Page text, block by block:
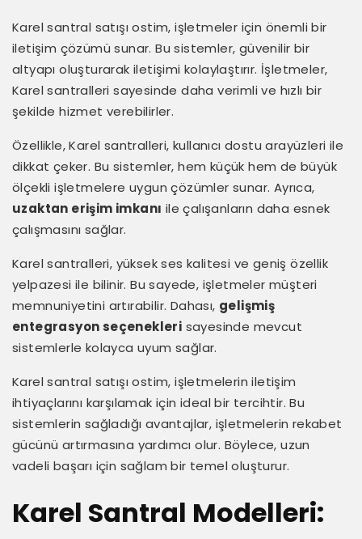
Karel santral satışı ostim, işletmeler için önemli bir
iletişim çözümü sunar. Bu sistemler, güvenilir bir
altyapı oluşturarak iletişimi kolaylaştırır. İşletmeler,
Karel santralleri sayesinde daha verimli ve hızlı bir
şekilde hizmet verebilirler.
Özellikle, Karel santralleri, kullanıcı dostu arayüzleri ile
dikkat çeker. Bu sistemler, hem küçük hem de büyük
ölçekli işletmelere uygun çözümler sunar. Ayrıca,
uzaktan erişim imkanı ile çalışanların daha esnek
çalışmasını sağlar.
Karel santralleri, yüksek ses kalitesi ve geniş özellik
yelpazesi ile bilinir. Bu sayede, işletmeler müşteri
memnuniyetini artırabilir. Dahası, gelişmiş
entegrasyon seçenekleri sayesinde mevcut
sistemlerle kolayca uyum sağlar.
Karel santral satışı ostim, işletmelerin iletişim
ihtiyaçlarını karşılamak için ideal bir tercihtir. Bu
sistemlerin sağladığı avantajlar, işletmelerin rekabet
gücünü artırmasına yardımcı olur. Böylece, uzun
vadeli başarı için sağlam bir temel oluşturur.
Karel Santral Modelleri: